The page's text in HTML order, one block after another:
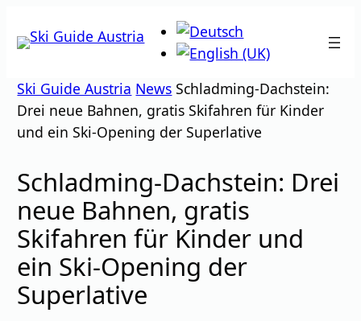
Inhalt
Ski Guide Austria News Schladming-Dachstein:
Drei neue Bahnen, gratis Skifahren für Kinder
und ein Ski-Opening der Superlative
Schladming-Dachstein: Drei
neue Bahnen, gratis
Skifahren für Kinder und
ein Ski-Opening der
Superlative